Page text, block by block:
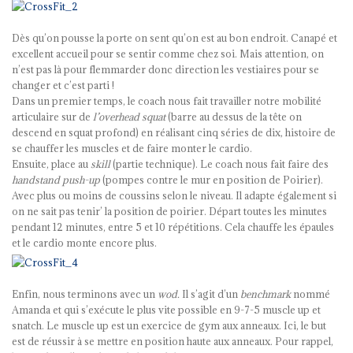
Dès qu’on pousse la porte on sent qu’on est au bon endroit. Canapé et
excellent accueil pour se sentir comme chez soi. Mais attention, on
n’est pas là pour flemmarder donc direction les vestiaires pour se
changer et c’est parti !
Dans un premier temps, le coach nous fait travailler notre mobilité
articulaire sur de l’overhead squat(barre au dessus de la tête on
descend en squat profond) en réalisant cinq séries de dix, histoire de
se chauffer les muscles et de faire monter le cardio.
Ensuite, place au skill(partie technique). Le coach nous fait faire des
handstand push-up(pompes contre le mur en position de Poirier).
Avec plus ou moins de coussins selon le niveau. Il adapte également si
on ne sait pas tenir’ la position de poirier. Départ toutes les minutes
pendant 12 minutes, entre 5 et 10 répétitions. Cela chauffe les épaules
et le cardio monte encore plus.
Enfin, nous terminons avec un wod. Il s’agit d’un benchmarknommé
Amanda et qui s’exécute le plus vite possible en 9-7-5 muscle up et
snatch. Le muscle up est un exercice de gym aux anneaux. Ici, le but
est de réussir à se mettre en position haute aux anneaux. Pour rappel,